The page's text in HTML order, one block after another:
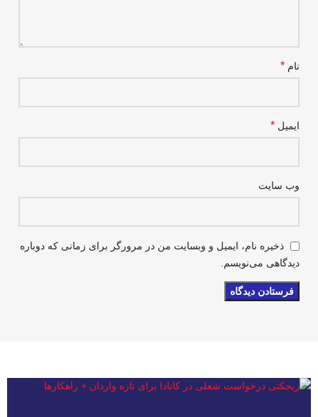
نام *
ایمیل *
وب‌ سایت
ذخیره نام، ایمیل و وبسایت من در مرورگر برای زمانی که دوباره
دیدگاهی می‌نویسم.